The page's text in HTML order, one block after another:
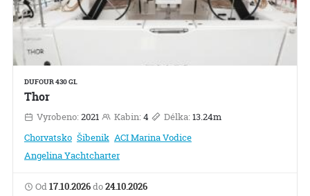
DUFOUR 430 GL
Thor
Vyrobeno: 2021 Kabin: 4 Délka: 13.24m
Chorvatsko Šibenik ACI Marina Vodice
Angelina Yachtcharter
Od17.10.2026do24.10.2026